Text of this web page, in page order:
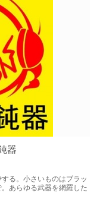
器
る。小さいものはブラッ
あらゆる武器を網羅した